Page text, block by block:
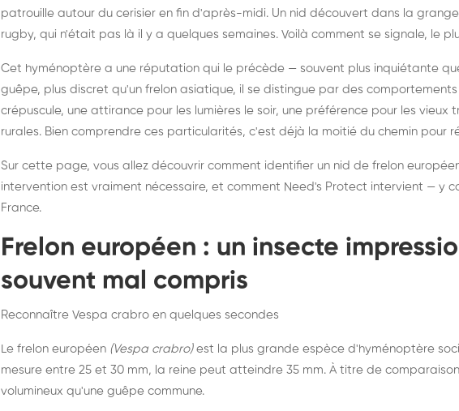
Destruction de nid de
frelons asiatiques :
intervention partout en
France
Dératisation :
durablement rats
souris, partout en
patrouille autour du cerisier en fin d'après-midi. Un nid découvert dans la
rugby, qui n'était pas là il y a quelques semaines. Voilà comment se signale, le
Cet hyménoptère a une réputation qui le précède — souvent plus inquiétante
guêpe, plus discret qu'un frelon asiatique, il se distingue par des
crépuscule, une attirance pour les lumières le soir, une préférence pour les vieux
rurales. Bien comprendre ces particularités, c'est déjà la moitié du chemin pour
Sur cette page, vous allez découvrir comment identifier un nid de frelon
intervention est vraiment nécessaire, et comment Need's Protect intervient — y
France.
Frelon européen : un insecte
souvent mal compris
Reconnaître Vespa crabro en quelques secondes
Le frelon européen (Vespa crabro)est la plus grande espèce d'hyménoptère
mesure entre 25 et 30 mm, la reine peut atteindre 35 mm. À titre de
volumineux qu'une guêpe commune.